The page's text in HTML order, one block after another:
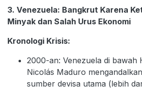
3. Venezuela: Bangkrut Karena
Minyak dan Salah Urus Ekonomi
Kronologi Krisis:
2000-an: Venezuela di bawah
Nicolás Maduro
sumber devisa utama (lebih